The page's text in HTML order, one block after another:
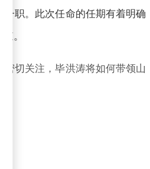
职。此次任命的任期有着明确
。
切关注，毕洪涛将如何带领山